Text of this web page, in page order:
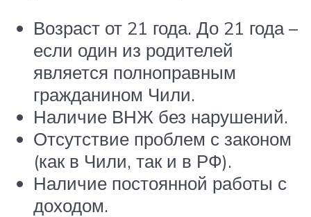
Возраст от 21 года. До 21 года –
если один из родителей
является полноправным
гражданином Чили.
Наличие ВНЖ без нарушений.
Отсутствие проблем с законом
(как в Чили, так и в РФ).
Наличие постоянной работы с
доходом.